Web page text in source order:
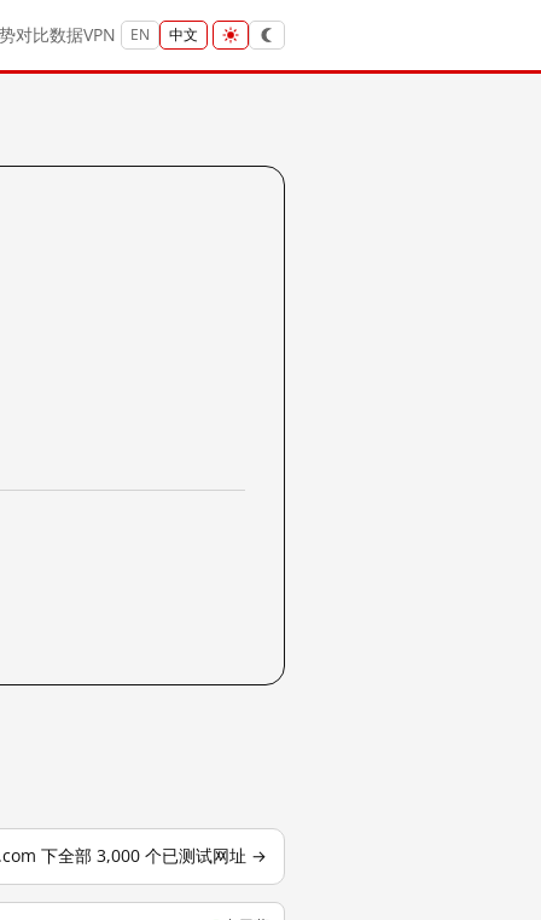
对比数据VPN EN 中文
下全部 3,000 个已测试网址 →